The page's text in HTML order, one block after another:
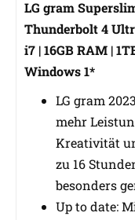
LG gram
Thunderbolt 4
i7 | 16GB RAM |
Windows 1*
LG gram
mehr
Kreativität
zu 16
besonders
Up to date: